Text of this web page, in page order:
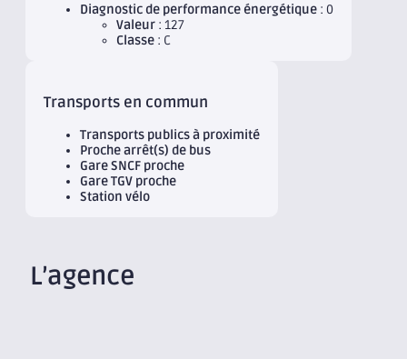
Diagnostic de performance énergétique : 0
Valeur : 127
Classe : C
Transports en commun
Transports publics à proximité
Proche arrêt(s) de bus
Gare SNCF proche
Gare TGV proche
Station vélo
L’agence